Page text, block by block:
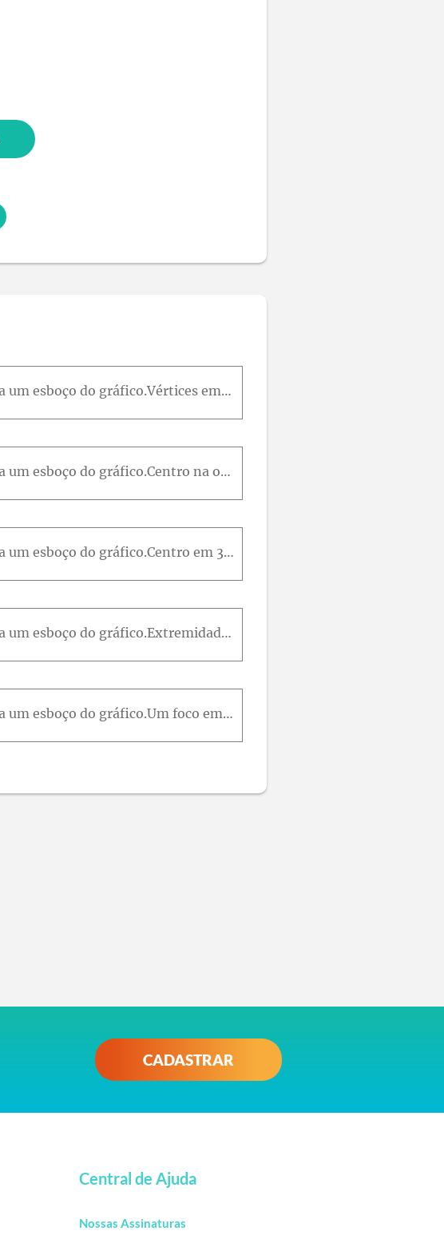
Ache a equação da hipérbole satisfazendo as condições dadas e faça um esboço do gráfico.Vértices em (-2,0) e (2, 0) e um eixo conjugado com comprimento 6.
Ache a equação da hipérbole satisfazendo as condições dadas e faça um esboço do gráfico.Centro na origem, focos sobre o eixoy e passando pelos pontos (-2, 4) e (-6, 7) .
Ache a equação da hipérbole satisfazendo as condições dadas e faça um esboço do gráfico.Centro em 3 ,- 5 , um vértice em 7 ,- 5 e um foco 8 ,- 5 .
Ache a equação da hipérbole satisfazendo as condições dadas e faça um esboço do gráfico.Extremidade do eixo conjugado em (0, -3) e (0, 3) e um foco em (5, 0) .
Ache a equação da hipérbole satisfazendo as condições dadas e faça um esboço do gráfico.Um foco em (26, 0) e como assíntotas as retas 12y = ± 5x .
CADASTRAR
Central de Ajuda
Nossas Assinaturas